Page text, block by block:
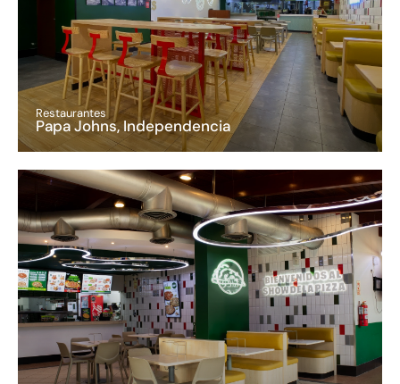
Restaurantes
Papa Johns, Independencia